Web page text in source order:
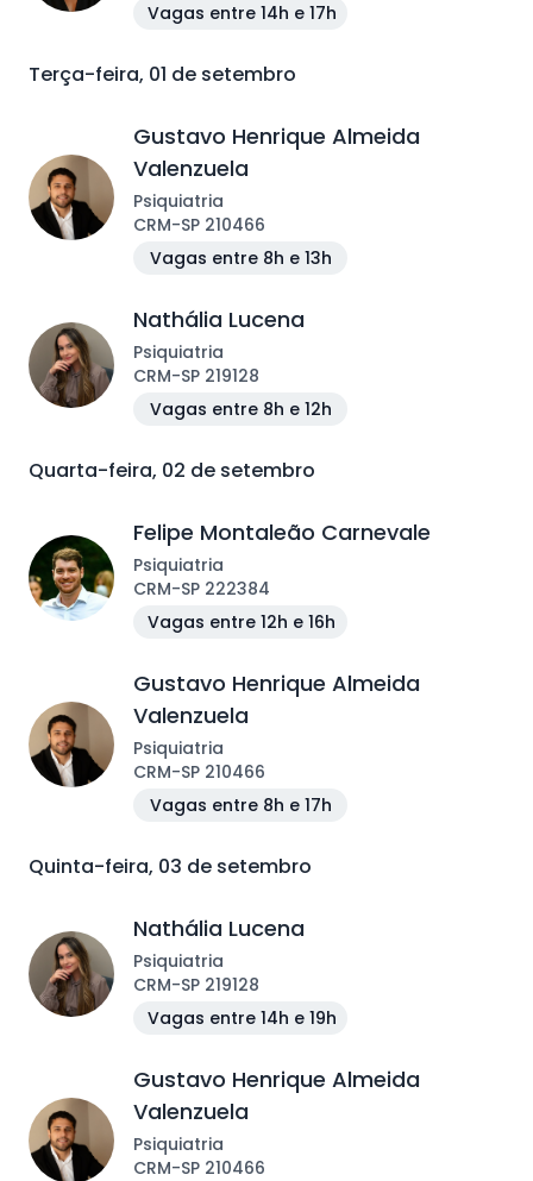
Vagas entre 14h e 17h
Terça-feira, 01 de setembro
Gustavo Henrique Almeida
Valenzuela
Psiquiatria
CRM-SP 210466
Vagas entre 8h e 13h
Nathália Lucena
Psiquiatria
CRM-SP 219128
Vagas entre 8h e 12h
Quarta-feira, 02 de setembro
Felipe Montaleão Carnevale
Psiquiatria
CRM-SP 222384
Vagas entre 12h e 16h
Gustavo Henrique Almeida
Valenzuela
Psiquiatria
CRM-SP 210466
Vagas entre 8h e 17h
Quinta-feira, 03 de setembro
Nathália Lucena
Psiquiatria
CRM-SP 219128
Vagas entre 14h e 19h
Gustavo Henrique Almeida
Valenzuela
Psiquiatria
CRM-SP 210466